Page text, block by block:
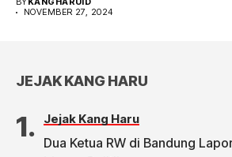
NOVEMBER 27, 2024
JEJAK KANG HARU
Jejak Kang Haru
Dua Ketua RW di Bandung